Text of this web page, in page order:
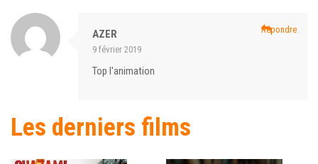
AZER
9 février 2019
Top l'animation
Répondre
Les derniers films